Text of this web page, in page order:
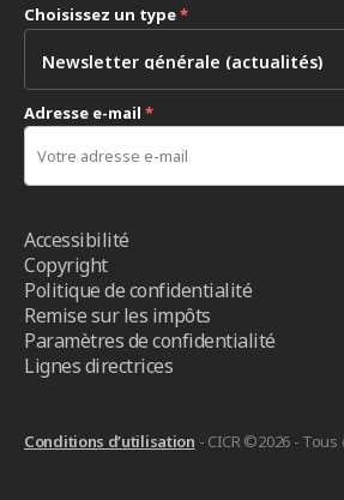
Choisissez un type*
Adresse e-mail *
Accessibilité
Copyright
Politique de confidentialité
Remise sur les impôts
Paramètres de confidentialité
Lignes directrices
Conditions d’utilisation - CICR ©2026 -